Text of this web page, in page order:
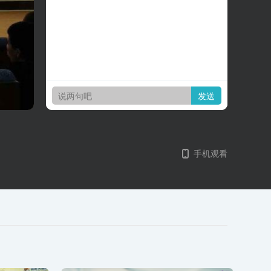
发送
手机观看